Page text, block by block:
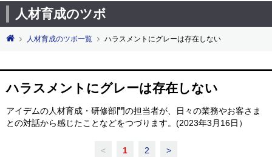
人材育成のツボ
人材育成のツボ一覧 ハラスメントにグレーは存在しない
ハラスメントにグレーは存在しない
アイデムの人材育成・研修部門の担当者が、日々の業務やお客さま
との対話から感じたことなどをつづります。(2023年3月16日）
< 1 2 >